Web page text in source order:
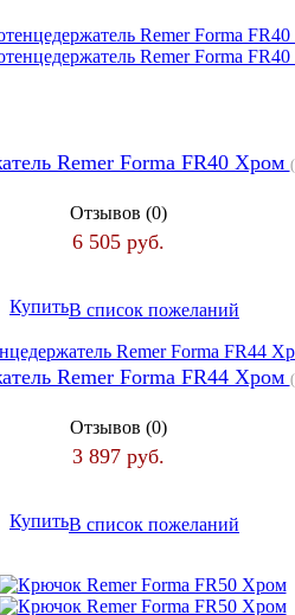
Remer Forma FR40 Хром
Отзывов (0)
6 505 руб.
КупитьВ список пожеланий
Remer Forma FR44 Хром
Отзывов (0)
3 897 руб.
КупитьВ список пожеланий